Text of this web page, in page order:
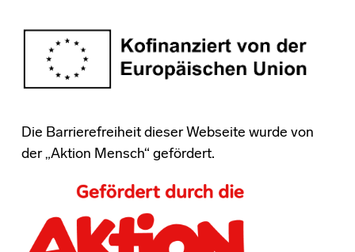
Die Barrierefreiheit dieser Webseite wurde von
der „Aktion Mensch“ gefördert.